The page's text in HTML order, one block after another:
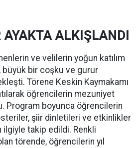
AYAKTA ALKIŞLANDI
ve velilerin yoğun katılım
bir coşku ve gurur
Törene Keskin Kaymakamı
öğrencilerin mezuniyet
Program boyunca öğrencilerin
şiir dinletileri ve etkinlikler
ilgiyle takip edildi. Renkli
törende, öğrencilerin yıl